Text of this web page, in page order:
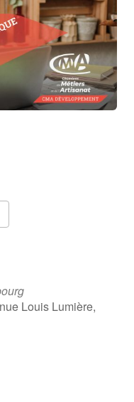
Louis Lumière,